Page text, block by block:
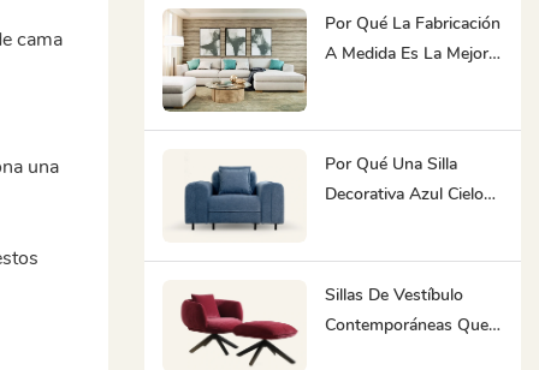
cama
una
Opciones
Por Qué La Fabricación
A Medida Es La Mejor
Por Qué Una Silla
Decorativa Azul Cielo
De Hotel Y Espacios De
Coworking.
Sillas De Vestíbulo
Contemporáneas Que